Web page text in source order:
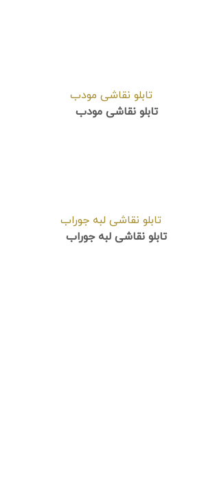
تابلو نقاشی مودب
تابلو نقاشی لبه جوراب